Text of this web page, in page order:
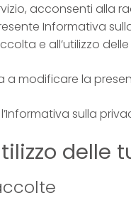
acconsenti alla
Informativa
e all’utilizzo
a modificare la
sulla
delle